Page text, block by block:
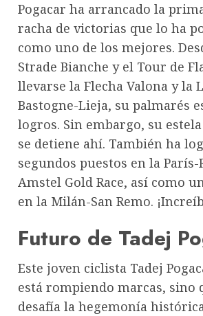
Pogacar ha arrancado la
racha de victorias que lo ha
como uno de los mejores.
Strade Bianche y el Tour de
llevarse la Flecha Valona y la
Bastogne-Lieja, su palmarés
logros. Sin embargo, su
se detiene ahí. También ha
segundos puestos en la
Amstel Gold Race, así como
en la Milán-San Remo.
Futuro de Tadej
Este joven ciclista Tadej
está rompiendo marcas, sino
desafía la hegemonía